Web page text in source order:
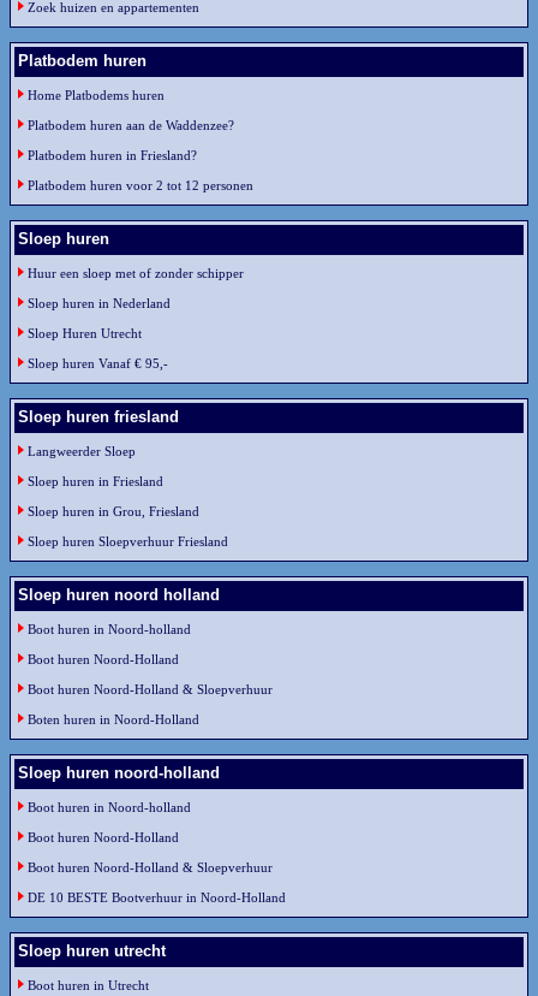
Zoek huizen en appartementen
Platbodem huren
Home Platbodems huren
Platbodem huren aan de Waddenzee?
Platbodem huren in Friesland?
Platbodem huren voor 2 tot 12 personen
Sloep huren
Huur een sloep met of zonder schipper
Sloep huren in Nederland
Sloep Huren Utrecht
Sloep huren Vanaf € 95,-
Sloep huren friesland
Langweerder Sloep
Sloep huren in Friesland
Sloep huren in Grou, Friesland
Sloep huren Sloepverhuur Friesland
Sloep huren noord holland
Boot huren in Noord-holland
Boot huren Noord-Holland
Boot huren Noord-Holland & Sloepverhuur
Boten huren in Noord-Holland
Sloep huren noord-holland
Boot huren in Noord-holland
Boot huren Noord-Holland
Boot huren Noord-Holland & Sloepverhuur
DE 10 BESTE Bootverhuur in Noord-Holland
Sloep huren utrecht
Boot huren in Utrecht